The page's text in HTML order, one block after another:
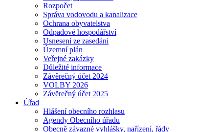
Rozpočet
Správa vodovodu a kanalizace
Ochrana obyvatelstva
Odpadové hospodářství
Usnesení ze zasedání
Územní plán
Veřejné zakázky
Důležité informace
Závěrečný účet 2024
VOLBY 2026
Závěrečný účet 2025
Úřad
Hlášení obecního rozhlasu
Agendy Obecního úřadu
Obecně závazné vyhlášky, nařízení, řády